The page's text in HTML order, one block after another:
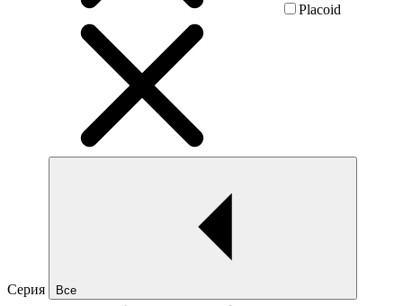
Placoid
Серия Все